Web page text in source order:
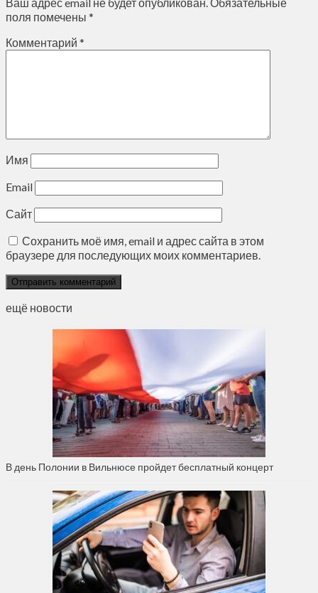
поля помечены *
Комментарий *
Имя
Email
Сайт
Сохранить моё имя, email и адрес сайта в этом
браузере для последующих моих комментариев.
ещё новости
В день Полонии в Вильнюсе пройдет бесплатный концерт